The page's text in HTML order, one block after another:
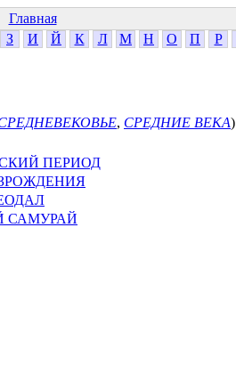
Главная
З И Й К Л М Н О П Р
, СРЕДНИЕ ВЕКА)
ПЕРИОД
САМУРАЙ